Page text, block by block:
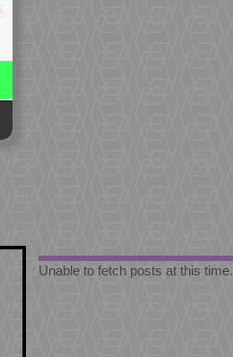
Unable to fetch posts at this time.